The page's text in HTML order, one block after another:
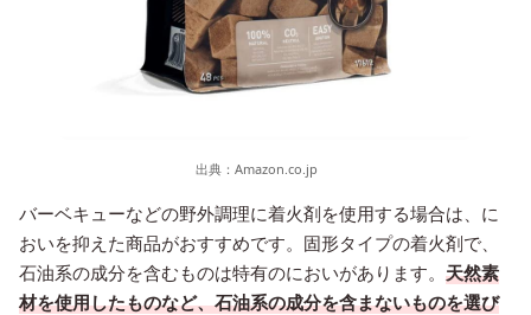
出典： Amazon.co.jp
バーベキューなどの野外調理に着火剤を使用する場合は、に
おいを抑えた商品がおすすめです。固形タイプの着火剤で、
石油系の成分を含むものは特有のにおいがあります。 天然素
材を使用したものなど、石油系の成分を含まないものを選び